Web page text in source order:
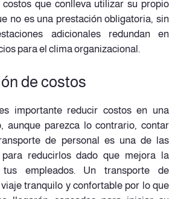
que conlleva utilizar su propio
no es una prestación obligatoria, sin
adicionales redundan en
para el clima organizacional.
de costos
importante reducir costos en una
aunque parezca lo contrario, contar
de personal es una de las
para reducirlos dado que mejora la
tus empleados. Un transporte de
tranquilo y confortable por lo que